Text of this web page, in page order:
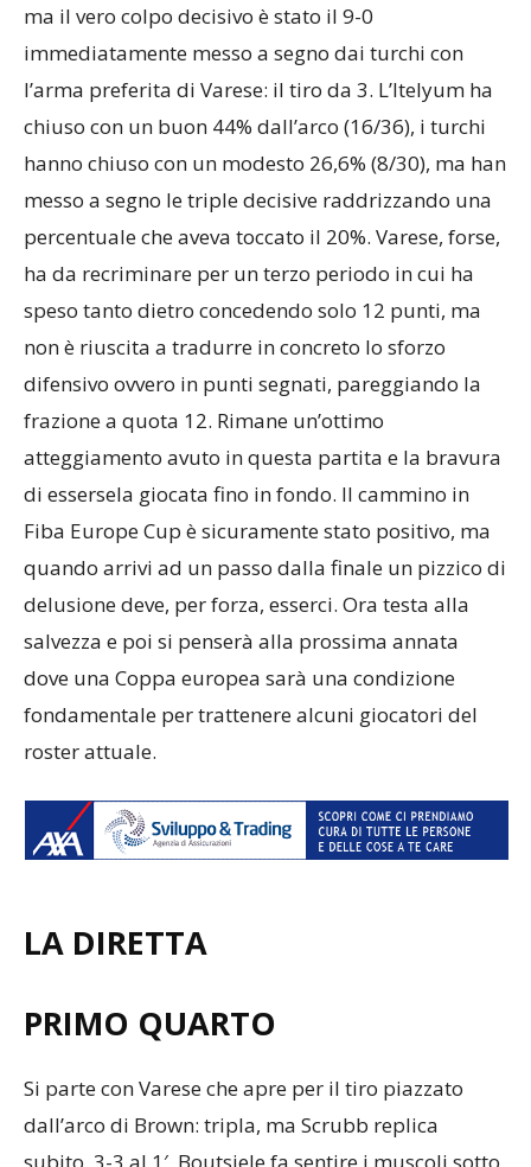
ma il vero colpo decisivo è stato il 9-0
immediatamente messo a segno dai turchi con
l’arma preferita di Varese: il tiro da 3. L’Itelyum ha
chiuso con un buon 44% dall’arco (16/36), i turchi
hanno chiuso con un modesto 26,6% (8/30), ma han
messo a segno le triple decisive raddrizzando una
percentuale che aveva toccato il 20%. Varese, forse,
ha da recriminare per un terzo periodo in cui ha
speso tanto dietro concedendo solo 12 punti, ma
non è riuscita a tradurre in concreto lo sforzo
difensivo ovvero in punti segnati, pareggiando la
frazione a quota 12. Rimane un’ottimo
atteggiamento avuto in questa partita e la bravura
di essersela giocata fino in fondo. Il cammino in
Fiba Europe Cup è sicuramente stato positivo, ma
quando arrivi ad un passo dalla finale un pizzico di
delusione deve, per forza, esserci. Ora testa alla
salvezza e poi si penserà alla prossima annata
dove una Coppa europea sarà una condizione
fondamentale per trattenere alcuni giocatori del
roster attuale.
LA DIRETTA
PRIMO QUARTO
Si parte con Varese che apre per il tiro piazzato
dall’arco di Brown: tripla, ma Scrubb replica